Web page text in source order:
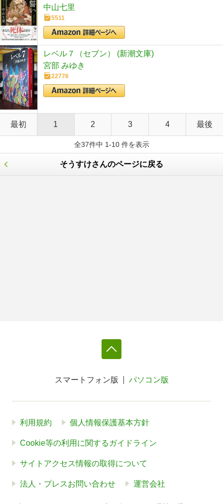
中山七里
5511
レベル７（セブン） (新潮文庫)
宮部 みゆき
22776
最初 1 2 3 4 最後
全37件中 1-10 件を表示
そうすけさんのページに戻る
スマートフォン版 パソコン版
利用規約 個人情報保護基本方針
Cookie等の利用に関するガイドライン
サイトアクセス情報の取得について
法人・プレスお問い合わせ 運営会社